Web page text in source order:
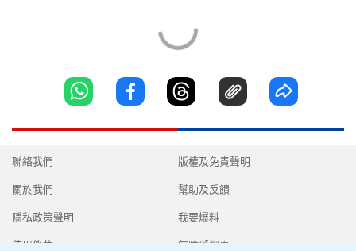
聯絡我們
關於我們
隱私政策聲明
使用條款
版權及免責聲明
幫助及反饋
我要爆料
無障礙網頁